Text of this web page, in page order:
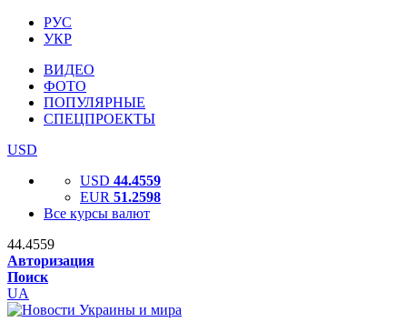
РУС
УКР
ВИДЕО
ФОТО
ПОПУЛЯРНЫЕ
СПЕЦПРОЕКТЫ
USD
USD 44.4559
EUR 51.2598
Все курсы валют
44.4559
Авторизация
Поиск
UA